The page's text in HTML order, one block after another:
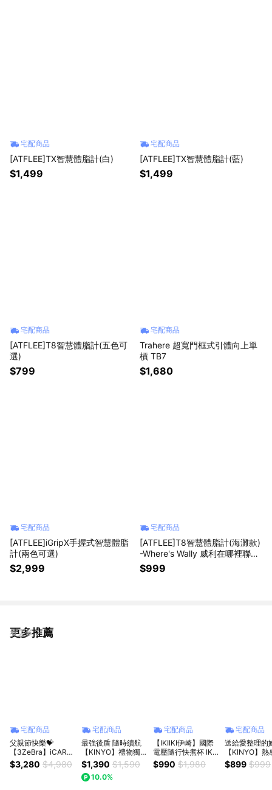
宅配商品
[ATFLEE]TX智慧體脂計(白)
$1,499
宅配商品
[ATFLEE]TX智慧體脂計(藍)
$1,499
宅配商品
[ATFLEE]T8智慧體脂計(五色可
選)
$799
宅配商品
Trahere 超寬門框式引體向上單
槓 TB7
$1,680
宅配商品
[ATFLEE]iGripX手握式智慧體脂
計(兩色可選)
$2,999
宅配商品
[ATFLEE]T8智慧體脂計(海灘款)
-Where's Wally 威利在哪裡聯名
款
$999
更多推薦
看更多
宅配商品
父親節快樂💝
【3ZeBra】iCARE
冷熱敷眼部按摩器 /
按摩眼罩 生日禮 朋
$3,280 $4,980
宅配商品
最強後盾 隨時續航
【KINYO】禮物獨家
1+1組合 小電飽行動
電源 (NKPB-
4341)+ 短柄入耳藍
$1,390 $1,590
10.0%
宅配商品
【IKIIKI伊崎】國際
電壓隨行快煮杯 IK-
TK4204(白)/ IK-
TK4205(綠)
$990 $1,980
宅配商品
送給愛整理的
【KINYO】
鵡標籤機
貼紙機 打印機
$899 $999